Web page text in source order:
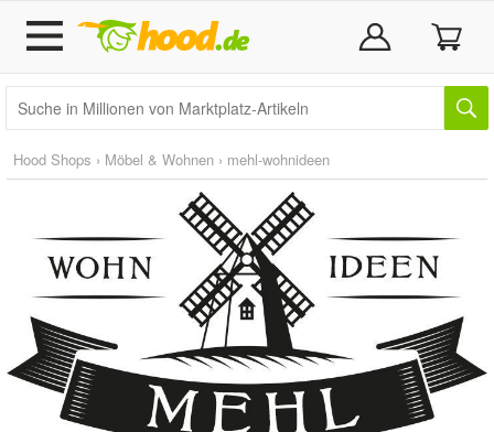
Hood Shops › Möbel & Wohnen › mehl-wohnideen